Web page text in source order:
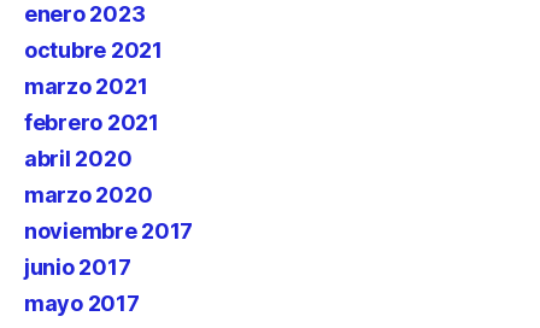
enero 2023
octubre 2021
marzo 2021
febrero 2021
abril 2020
marzo 2020
noviembre 2017
junio 2017
mayo 2017